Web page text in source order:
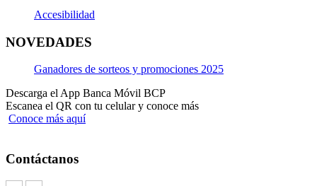
Accesibilidad
NOVEDADES
Ganadores de sorteos y promociones 2025
Descarga el App Banca Móvil BCP
Escanea el QR con tu celular y conoce más
Conoce más aquí
Contáctanos